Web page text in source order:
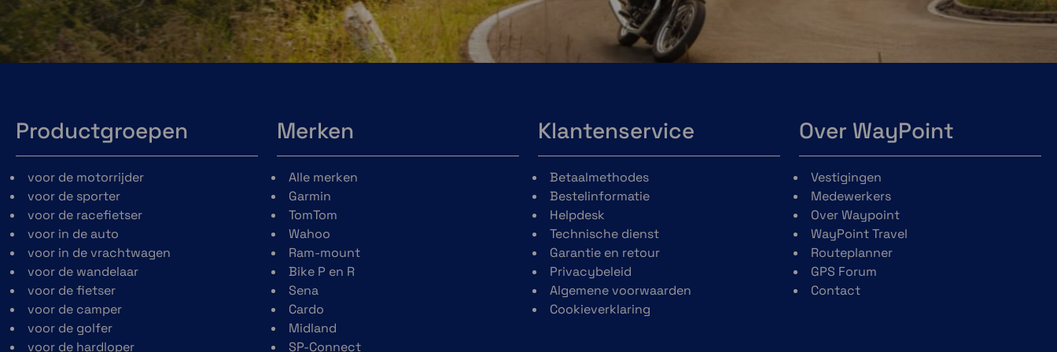
ECE 22.06 gehomologeerd, met P/J dubbele homologatie.
Glasvezelschaal versterkt met één carbon-laag voor verbeterde schokabsorptie
en lichter gewicht
Nieuwe achterspoiler met luchtafzuiger
Nieuw gepatenteerd viziermechanisme met geheugenfunctie
Verbeterd gezichtsveld dankzij het nieuwe City Position-mechanisme en het
nieuwe zonnevizier vergrendelingsmechanisme
Plug and Play-communicatiesysteem op basis van Sena 50S-systeem met
luidsprekers, mesh-, FM-radio- en Bluetooth-antenne bij voorbaat geïnstalleerd in
de helmschaal
Nieuw Neckroll-concept voor eenvoudiger onderhoud van de voering en
verbeterde aero-akoestiek-prestaties en de mogelijkheid om de pasvorm aan te
passen dankzij het Schuberth Individual-concept.
Nieuw kinvergrendelingsmechanisme gemaakt van glasvezelversterkt kunststof
voor een lager gewicht en verbeterde bediening.
Productgroepen
voor de motorrijder
voor de sporter
voor de racefietser
voor in de auto
voor in de vrachtwagen
voor de wandelaar
voor de fietser
voor de camper
voor de golfer
voor de hardloper
Merken
Alle merken
Garmin
TomTom
Wahoo
Ram-mount
Bike P en R
Sena
Cardo
Midland
SP-Connect
Klantenservice
Betaalmethodes
Bestelinformatie
Helpdesk
Technische dienst
Garantie en retour
Privacybeleid
Algemene voorwaarden
Cookieverklaring
Over WayPoint
Vestigingen
Medewerkers
Over Waypoint
WayPoint Travel
Routeplanner
GPS Forum
Contact